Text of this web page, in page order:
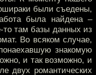
были съедены,
была найдена –
то там базы данных из
Во всяком случае,
знакомую
и так возможно, и
двух романтических